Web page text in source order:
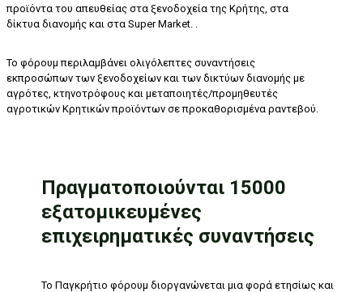
προϊόντα του απευθείας στα ξενοδοχεία της Κρήτης, στα
δίκτυα διανομής και στα Super Market. .
Το φόρουμ περιλαμβάνει ολιγόλεπτες συναντήσεις
εκπροσώπων των ξενοδοχείων και των δικτύων διανομής με
αγρότες, κτηνοτρόφους και μεταποιητές/προμηθευτές
αγροτικών Κρητικών προϊόντων σε προκαθορισμένα ραντεβού.
Πραγματοποιούνται 15000
εξατομικευμένες
επιχειρηματικές συναντήσεις
To Παγκρήτιο φόρουμ διοργανώνεται μια φορά ετησίως και